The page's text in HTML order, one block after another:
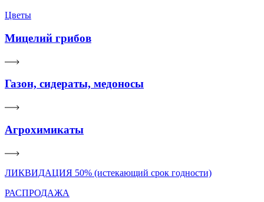
Цветы
Мицелий грибов
Газон, сидераты, медоносы
Агрохимикаты
ЛИКВИДАЦИЯ 50% (истекающий срок годности)
РАСПРОДАЖА